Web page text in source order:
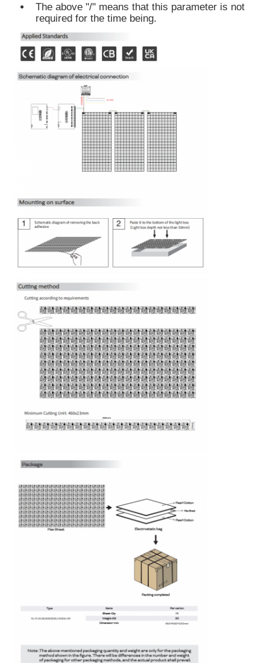
Wandwasser strooklamp
360° LED-licht
3D neonlicht
Blote LED Strip
DC LED Module
Groot Neonlicht
Mini Wall Washer
Sauna Light Bar
Hoog efficiënte LED-strook
LED-verlichtingsinstallaties
The above "/" means that this parameter is not
required for the time being.